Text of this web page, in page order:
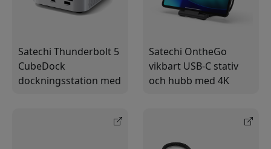
Satechi Thunderbolt 5
CubeDock
dockningsstation med
Satechi OntheGo
vikbart USB-C stativ
och hubb med 4K